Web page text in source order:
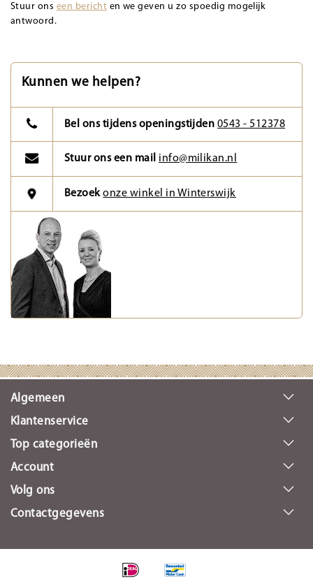
Stuur ons een bericht en we geven u zo spoedig mogelijk
antwoord.
Kunnen we helpen?
Bel ons tijdens openingstijden 0543 - 512378
Stuur ons een mail info@milikan.nl
Bezoekonze winkel in Winterswijk
Algemeen
Klantenservice
Top categorieën
Account
Volg ons
Contactgegevens